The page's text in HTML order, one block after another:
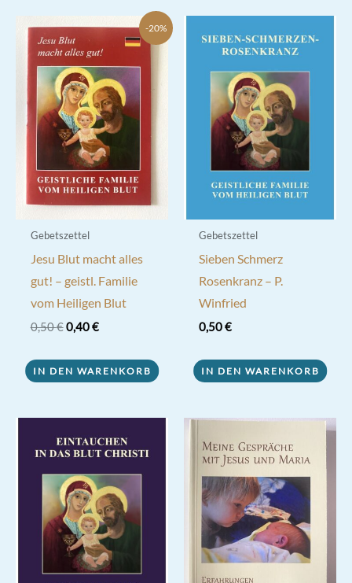
-20%
Gebetszettel
Jesu Blut macht alles
gut! – geistl. Familie
vom Heiligen Blut
0,50€ Ursprünglicher
0,50 €
0,40€Aktueller
0,40 €.
IN DEN WARENKORB
Gebetszettel
Sieben Schmerz
Rosenkranz – P.
Winfried
0,50€
IN DEN WARENKORB